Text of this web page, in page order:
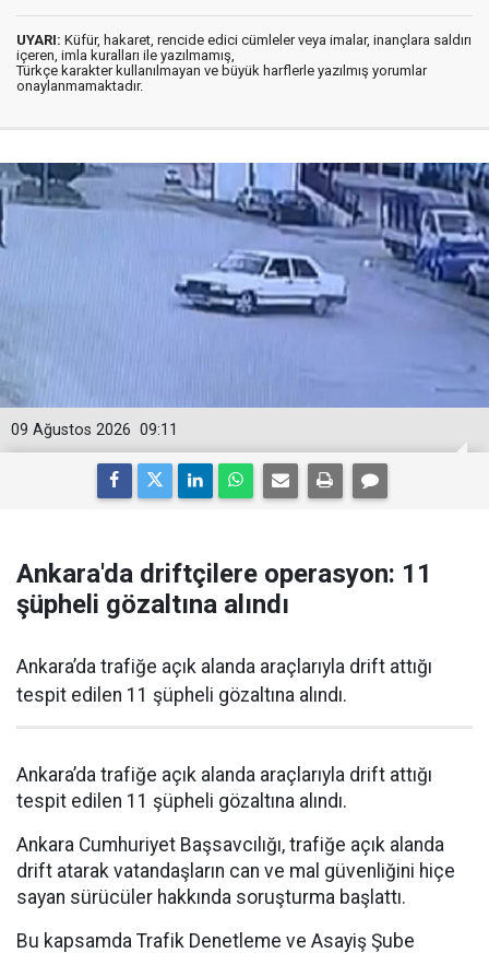
UYARI: Küfür, hakaret, rencide edici cümleler veya imalar, inançlara saldırı
içeren, imla kuralları ile yazılmamış,
Türkçe karakter kullanılmayan ve büyük harflerle yazılmış yorumlar
onaylanmamaktadır.
09:11
09 Ağustos 2026
Ankara'da driftçilere operasyon: 11
şüpheli gözaltına alındı
Ankara’da trafiğe açık alanda araçlarıyla drift attığı
tespit edilen 11 şüpheli gözaltına alındı.
Ankara’da trafiğe açık alanda araçlarıyla drift attığı
tespit edilen 11 şüpheli gözaltına alındı.
Ankara Cumhuriyet Başsavcılığı, trafiğe açık alanda
drift atarak vatandaşların can ve mal güvenliğini hiçe
sayan sürücüler hakkında soruşturma başlattı.
Bu kapsamda Trafik Denetleme ve Asayiş Şube